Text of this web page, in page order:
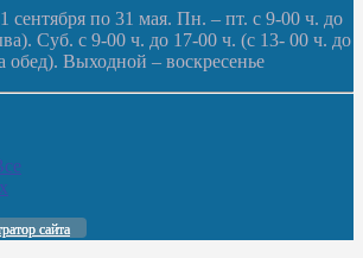
по 31 мая. Пн. – пт. с 9-00 ч. до
Суб. с 9-00 ч. до 17-00 ч. (с 13- 00 ч. до
обед). Выходной – воскресенье
сайта